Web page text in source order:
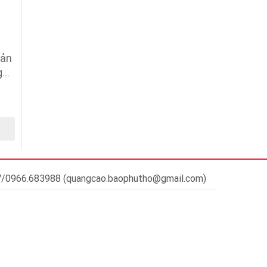
(quangcao.baophutho@gmail.com)